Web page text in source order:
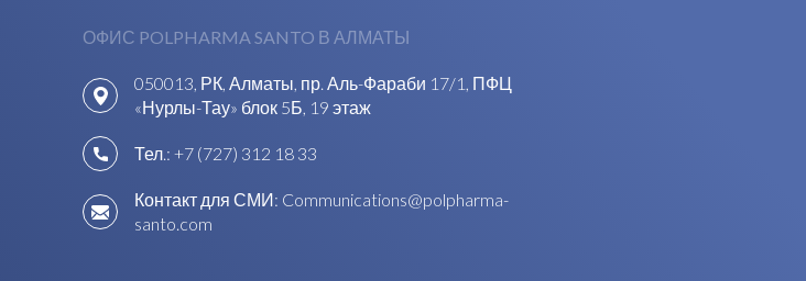
ОФИС POLPHARMA SANTO В АЛМАТЫ
050013, РК, Алматы, пр. Аль-Фараби 17/1, ПФЦ
«Нурлы-Тау» блок 5Б, 19 этаж
Тел.: +7 (727) 312 18 33
Контакт для СМИ: Communications@polpharma-
santo.com